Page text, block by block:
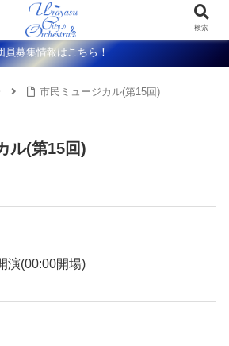
員募集情報はこちら！
市民ミュージカル(第15回)
ル(第15回)
演(00:00開場)
検索